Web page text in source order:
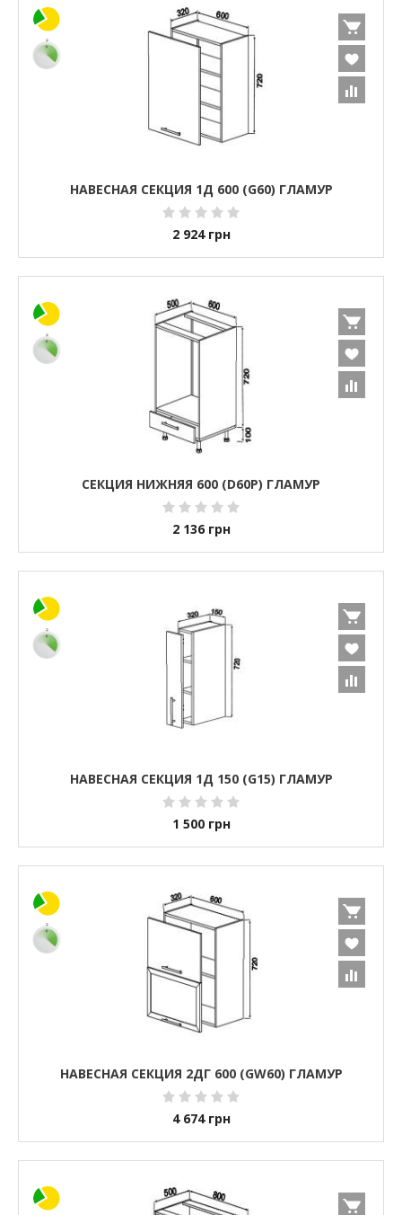
НАВЕСНАЯ СЕКЦИЯ 1Д 600 (G60) ГЛАМУР
2 924 грн
СЕКЦИЯ НИЖНЯЯ 600 (D60P) ГЛАМУР
2 136 грн
НАВЕСНАЯ СЕКЦИЯ 1Д 150 (G15) ГЛАМУР
1 500 грн
НАВЕСНАЯ СЕКЦИЯ 2ДГ 600 (GW60) ГЛАМУР
4 674 грн